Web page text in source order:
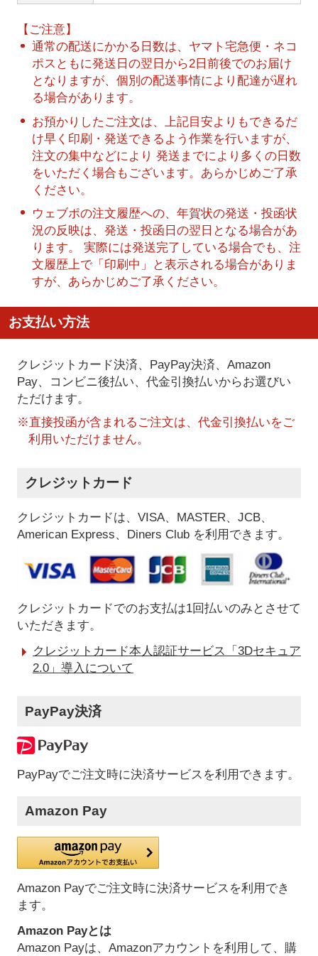
【ご注意】
通常の配送にかかる日数は、ヤマト宅急便・ネコ
ポスともに発送日の翌日から2日前後でのお届け
となりますが、個別の配送事情により配達が遅れ
る場合があります。
お預かりしたご注文は、上記目安よりもできるだ
け早く印刷・発送できるよう作業を行いますが、
注文の集中などにより 発送までにより多くの日数
をいただく場合もございます。あらかじめご了承
ください。
ウェブポの注文履歴への、年賀状の発送・投函状
況の反映は、発送・投函日の翌日となる場合があ
ります。 実際には発送完了している場合でも、注
文履歴上で「印刷中」と表示される場合がありま
すが、あらかじめご了承ください。
お支払い方法
クレジットカード決済、PayPay決済、Amazon
Pay、コンビニ後払い、代金引換払いからお選びい
ただけます。
※直接投函が含まれるご注文は、代金引換払いをご
利用いただけません。
クレジットカード
クレジットカードは、VISA、MASTER、JCB、
American Express、Diners Club を利用できます。
クレジットカードでのお支払は1回払いのみとさせて
いただきます。
クレジットカード本人認証サービス「3Dセキュア
2.0」導入について
PayPay決済
PayPayでご注文時に決済サービスを利用できます。
Amazon Pay
Amazon Payでご注文時に決済サービスを利用でき
ます。
Amazon Payとは
Amazon Payは、Amazonアカウントを利用して、購